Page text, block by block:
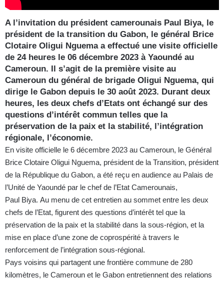
A l’invitation du président camerounais Paul Biya, le
président de la transition du Gabon, le général Brice
Clotaire Oligui Nguema a effectué une visite officielle
de 24 heures le 06 décembre 2023 à Yaoundé au
Cameroun. Il s’agit de la première visite au
Cameroun du général de brigade Oligui Nguema, qui
dirige le Gabon depuis le 30 août 2023. Durant deux
heures, les deux chefs d’Etats ont échangé sur des
questions d’intérêt commun telles que la
préservation de la paix et la stabilité, l’intégration
régionale, l’économie.
En visite officielle le 6 décembre 2023 au Cameroun, le Général
Brice Clotaire Oligui Nguema, président de la Transition, président
de la République du Gabon, a été reçu en audience au Palais de
l’Unité de Yaoundé par le chef de l’Etat Camerounais,
Paul Biya. Au menu de cet entretien au sommet entre les deux
chefs de l’Etat, figurent des questions d’intérêt tel que la
préservation de la paix et la stabilité dans la sous-région, et la
mise en place d’une zone de coprospérité à travers le
renforcement de l’intégration sous-régional.
Pays voisins qui partagent une frontière commune de 280
kilomètres, le Cameroun et le Gabon entretiennent des relations